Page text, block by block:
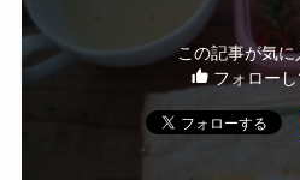
この記事が気に
フォロー